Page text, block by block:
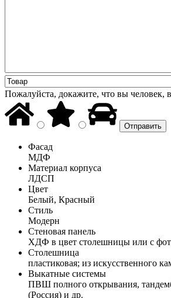
Пожалуйста, докажите, что вы человек,
Фасад
МДФ
Материал корпуса
ЛДСП
Цвет
Белый, Красный
Стиль
Модерн
Стеновая панель
ХДФ в цвет столешницы или с
Столешница
пластиковая; из искусственного
Выкатные системы
ПВШ полного открывания,
(Россия) и др.